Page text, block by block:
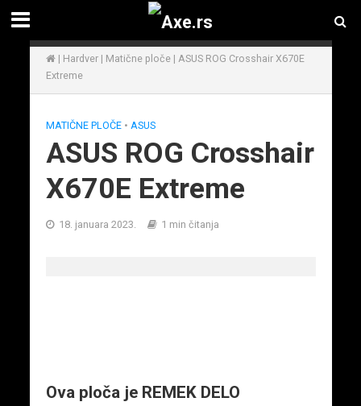
| Hardver| Matične ploče| ASUS ROG Crosshair X670E
Extreme
MATIČNE PLOČE • ASUS
ASUS ROG Crosshair
X670E Extreme
18. januara 2023. 1 min čitanja
Ova ploča je REMEK DELO